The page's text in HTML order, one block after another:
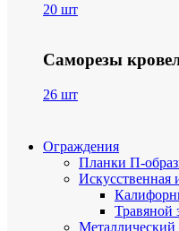
20 шт
Саморезы
26 шт
Ограждения
Планки П-
Искусственная
Травяной
Металлический